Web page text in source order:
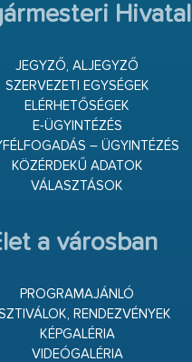
Hivatal
JEGYZŐ, ALJEGYZŐ
SZERVEZETI EGYSÉGEK
ELÉRHETŐSÉGEK
E-ÜGYINTÉZÉS
– ÜGYINTÉZÉS
KÖZÉRDEKŰ ADATOK
VÁLASZTÁSOK
a városban
PROGRAMAJÁNLÓ
RENDEZVÉNYEK
KÉPGALÉRIA
VIDEÓGALÉRIA